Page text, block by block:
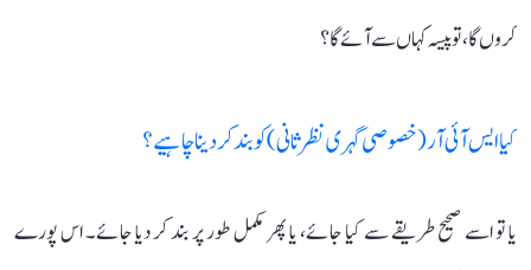
کروں گا، تو پیسہ کہاں سے آئے گا؟
کیا ایس آئی آر (خصوصی گہری نظرثانی) کو بند کر دینا چاہیے؟
یا تو اسے صحیح طریقے سے کیا جائے، یا پھر مکمل طور پر بند کر دیا جائے۔ اس پورے